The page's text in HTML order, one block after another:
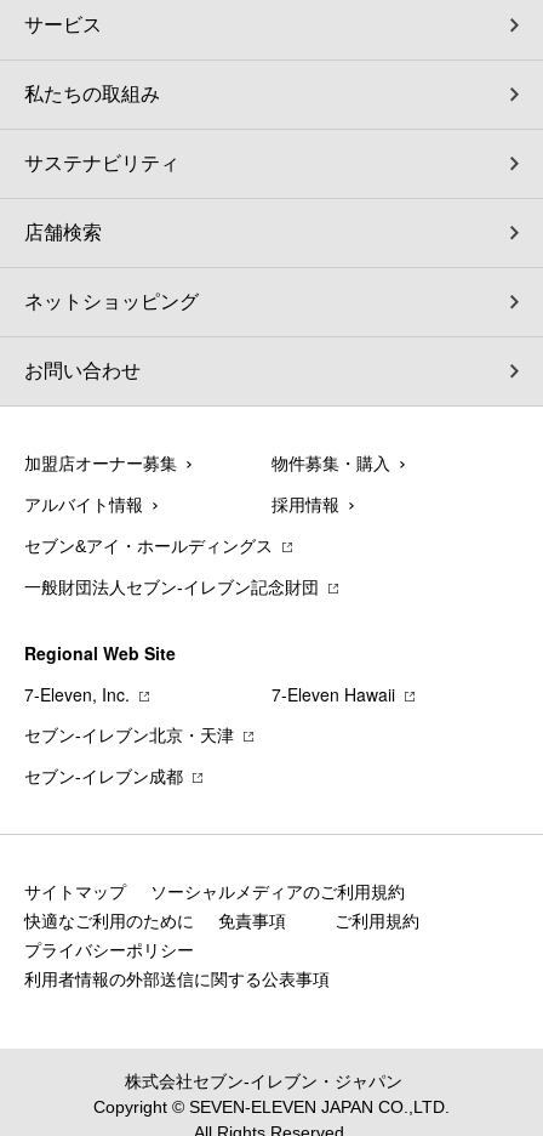
ソフトバンクギフト
サービス
私たちの取組み
サステナビリティ
店舗検索
ネットショッピング
お問い合わせ
加盟店オーナー募集 物件募集・購入
アルバイト情報 採用情報
セブン&アイ・ホールディングス
一般財団法人セブン-イレブン記念財団
Regional Web Site
7‐Eleven, Inc.
7‐Eleven Hawaii
セブン‐イレブン北京・天津
セブン‐イレブン成都
サイトマップ
ソーシャルメディアのご利用規約
快適なご利用のために
免責事項
ご利用規約
プライバシーポリシー
利用者情報の外部送信に関する公表事項
株式会社セブン‐イレブン・ジャパン
Copyright © SEVEN-ELEVEN JAPAN CO.,LTD.